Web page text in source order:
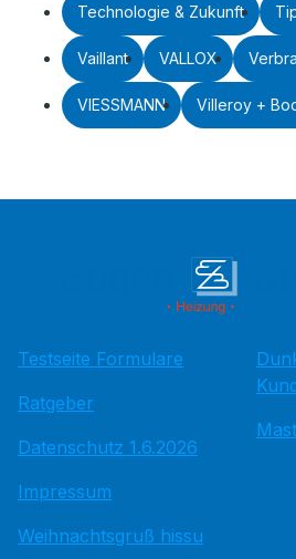
Technologie & Zukunft
Vaillant VALLOX
VIESSMANN Villeroy +
Testseite Formulare
Ratgeber
Datenschutz 1.6.2026
Impressum
Weihnachtsgruß hissu